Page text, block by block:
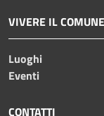
VIVERE IL COMUNE
Luoghi
Eventi
CONTATTI